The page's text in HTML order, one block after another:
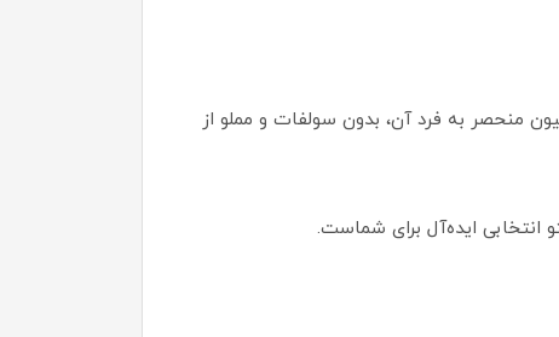
منحصر به فرد آن، بدون سولفات و مملو از
ایده‌آل برای شماست.